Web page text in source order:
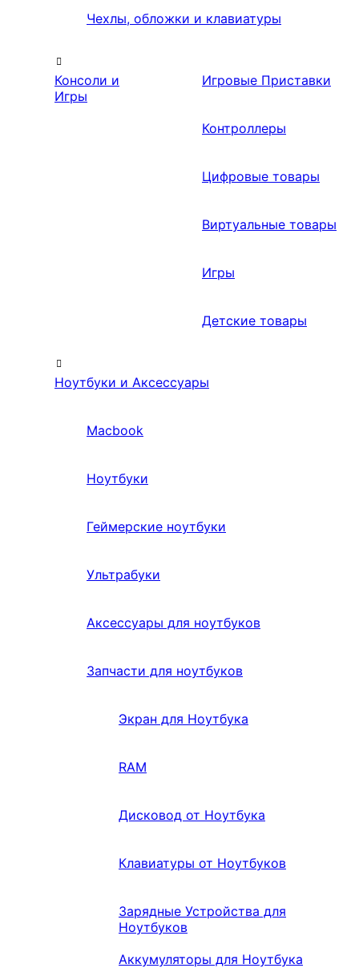
Чехлы, обложки и клавиатуры
Консоли и
Игры
Игровые Приставки
Контроллеры
Цифровые товары
Виртуальные товары
Игры
Детские товары
Ноутбуки и Аксессуары
Macbook
Ноутбуки
Геймерские ноутбуки
Ультрабуки
Аксессуары для ноутбуков
Запчасти для ноутбуков
Экран для Ноутбука
RAM
Дисковод от Ноутбука
Клавиатуры от Ноутбуков
Зарядные Устройства для
Ноутбуков
Аккумуляторы для Ноутбука